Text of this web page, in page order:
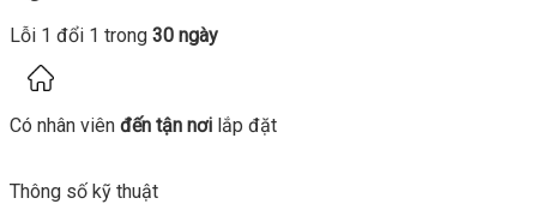
Lỗi 1 đổi 1 trong 30 ngày
Có nhân viên đến tận nơi lắp đặt
Thông số kỹ thuật